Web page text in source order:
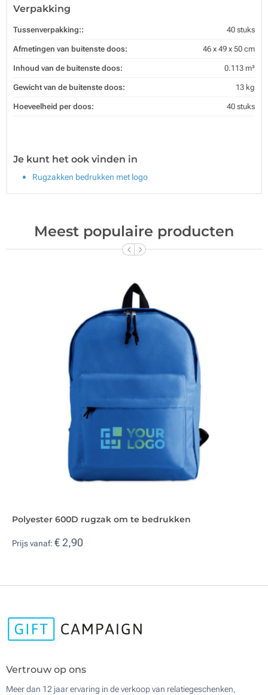
Verpakking
Tussenverpakking:: 40 stuks
Afmetingen van buitenste doos: 46 x 49 x 50 cm
Inhoud van de buitenste doos: 0.113 m³
Gewicht van de buitenste doos: 13 kg
Hoeveelheid per doos: 40 stuks
Je kunt het ook vinden in
Rugzakken bedrukken met logo
Meest populaire producten
Polyester 600D rugzak om te bedrukken
Prijs vanaf: € 2,90
Vertrouw op ons
Meer dan 12 jaar ervaring in de verkoop van relatiegeschenken,